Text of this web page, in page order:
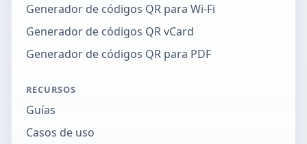
Generador de códigos QR para Wi-Fi
Generador de códigos QR vCard
Generador de códigos QR para PDF
RECURSOS
Guías
Casos de uso